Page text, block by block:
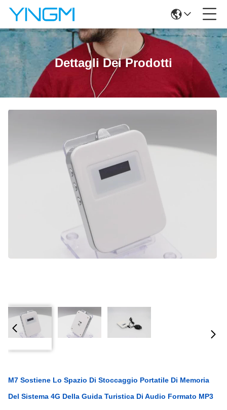
Dettagli Dei Prodotti
M7 Sostiene Lo Spazio Di Stoccaggio Portatile Di Memoria
Del Sistema 4G Della Guida Turistica Di Audio Formato MP3